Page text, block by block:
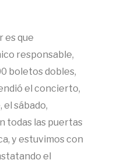
es que
responsable,
boletos dobles,
el concierto,
el sábado,
todas las puertas
y estuvimos con
el